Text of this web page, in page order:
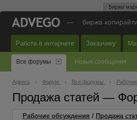
Биржа
— биржа
Работа в интернете Заказчику
Все форумы Новые сообщения
Адвего Форум Все форумы
Продажа статей —
Рабочие обсуждения / Продажа